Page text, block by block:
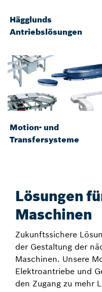
Hägglunds
Antriebslösungen
Motion- und
Transfersysteme
Lösungen
Maschinen
Zukunftssichere
der Gestaltung der
Maschinen. Unsere
Elektroantriebe und
den Zugang zu mehr